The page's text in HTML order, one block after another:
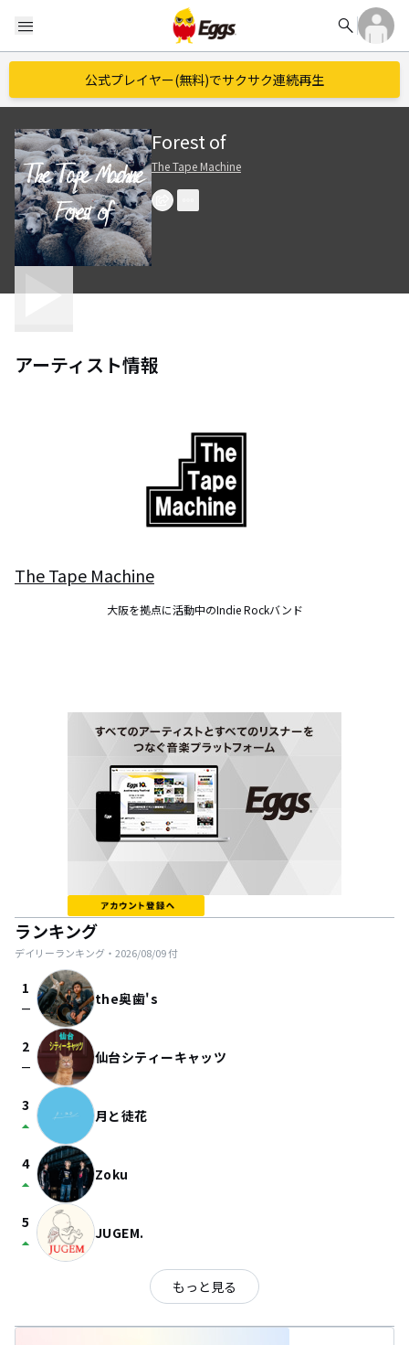
menu search
公式プレイヤー(無料)でサクサク連続再生
Forest of
The Tape Machine
アーティスト情報
The Tape Machine
大阪を拠点に活動中のIndie Rockバンド
ランキング
デイリーランキング・ 2026/08/09付
1
check_indeterminate_small the奥歯's
2
check_indeterminate_small 仙台シティーキャッツ
3
arrow_drop_up 月と徒花
4
arrow_drop_up Zoku
5
arrow_drop_up JUGEM.
もっと見る